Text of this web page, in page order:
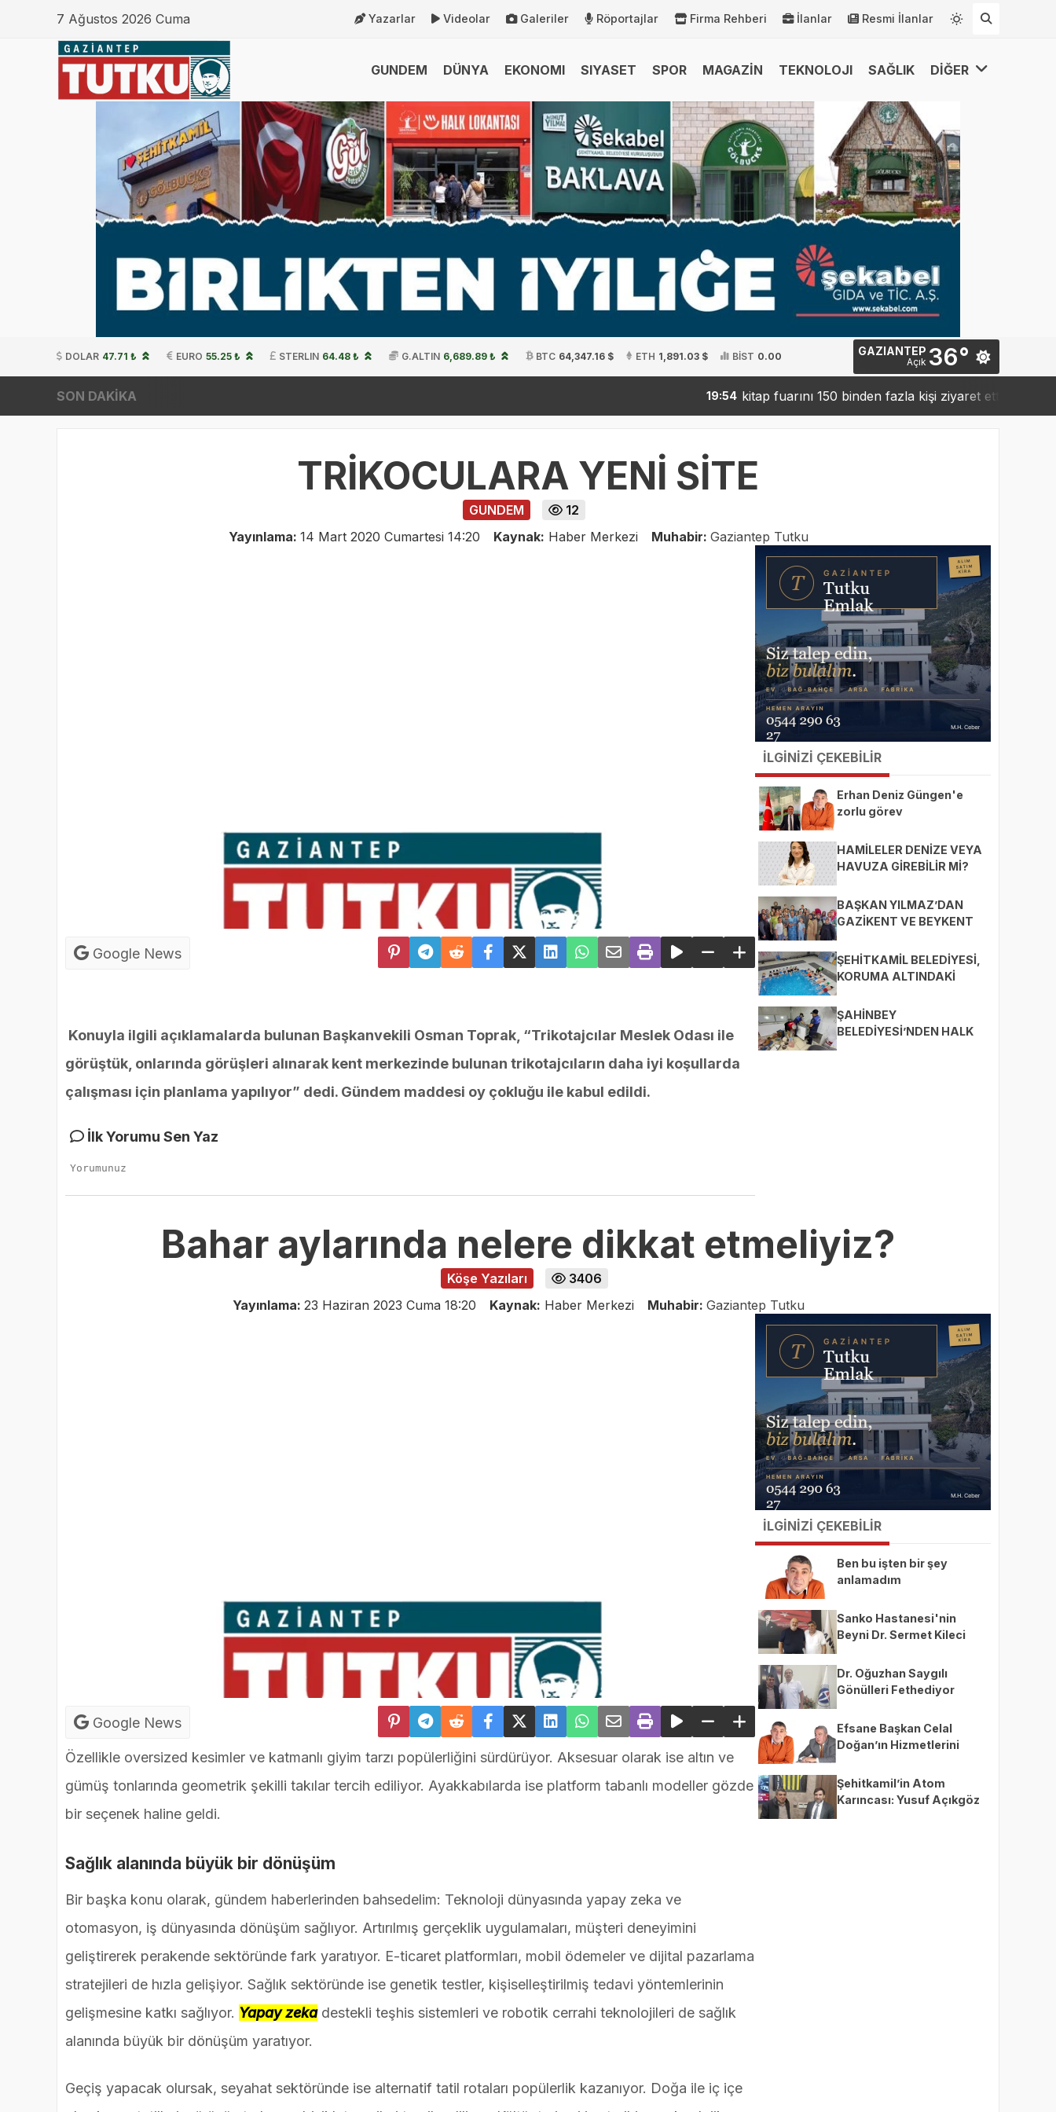
7 Ağustos 2026 Cuma Yazarlar Videolar Galeriler Röportajlar Firma Rehberi İlanlar Resmi İlanlar
GUNDEM DÜNYA EKONOMI SIYASET SPOR MAGAZİN TEKNOLOJI SAĞLIK DİĞER
DOLAR 47.71 ₺ EURO 55.25 ₺ STERLIN 64.48 ₺ G.ALTIN 6,689.89 ₺ BTC 64,347.16 $ ETH 1,891.03 $ BİST 0.00 GAZIANTEP
Açık 36°
SON DAKİKA kitap fuarını 150 binden fazla kişi ziyaret etti 19:42
TRİKOCULARA YENİ SİTE
GUNDEM
12
Yayınlama: 14 Mart 2020 Cumartesi 14:20 Kaynak: Haber Merkezi Muhabir: Gaziantep Tutku
Google News
Konuyla ilgili açıklamalarda bulunan Başkanvekili Osman Toprak, “Trikotajcılar Meslek Odası ile
görüştük, onlarında görüşleri alınarak kent merkezinde bulunan trikotajcıların daha iyi koşullarda
çalışması için planlama yapılıyor” dedi. Gündem maddesi oy çokluğu ile kabul edildi.
İlk Yorumu Sen Yaz
İLGİNİZİ ÇEKEBİLİR
Erhan Deniz Güngen'e
zorlu görev
HAMİLELER DENİZE VEYA
HAVUZA GİREBİLİR Mİ?
BAŞKAN YILMAZ’DAN
GAZİKENT VE BEYKENT
ŞEHİTKAMİL BELEDİYESİ,
KORUMA ALTINDAKİ
BULUŞTURUYOR
ŞAHİNBEY
BELEDİYESİ’NDEN HALK
Bahar aylarında nelere dikkat etmeliyiz?
Köşe Yazıları
3406
Yayınlama: 23 Haziran 2023 Cuma 18:20 Kaynak: Haber Merkezi Muhabir: Gaziantep Tutku
Google News
Özellikle oversized kesimler ve katmanlı giyim tarzı popülerliğini sürdürüyor. Aksesuar olarak ise altın ve
gümüş tonlarında geometrik şekilli takılar tercih ediliyor. Ayakkabılarda ise platform tabanlı modeller gözde
bir seçenek haline geldi.
Sağlık alanında büyük bir dönüşüm
Bir başka konu olarak, gündem haberlerinden bahsedelim: Teknoloji dünyasında yapay zeka ve
otomasyon, iş dünyasında dönüşüm sağlıyor. Artırılmış gerçeklik uygulamaları, müşteri deneyimini
geliştirerek perakende sektöründe fark yaratıyor. E-ticaret platformları, mobil ödemeler ve dijital pazarlama
stratejileri de hızla gelişiyor. Sağlık sektöründe ise genetik testler, kişiselleştirilmiş tedavi yöntemlerinin
gelişmesine katkı sağlıyor. Yapay zekadestekli teşhis sistemleri ve robotik cerrahi teknolojileri de sağlık
alanında büyük bir dönüşüm yaratıyor.
Geçiş yapacak olursak, seyahat sektöründe ise alternatif tatil rotaları popülerlik kazanıyor. Doğa ile iç içe
İLGİNİZİ ÇEKEBİLİR
Ben bu işten bir şey
anlamadım
Sanko Hastanesi'nin
Beyni Dr. Sermet Kileci
Dr. Oğuzhan Saygılı
Gönülleri Fethediyor
Efsane Başkan Celal
Doğan’ın Hizmetlerini
Şehitkamil’in Atom
Karıncası: Yusuf Açıkgöz